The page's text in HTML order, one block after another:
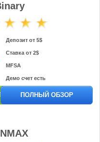
Депозит от 5$
Ставка от 2$
MFSA
Демо счет есть
ПОЛНЫЙ ОБЗОР